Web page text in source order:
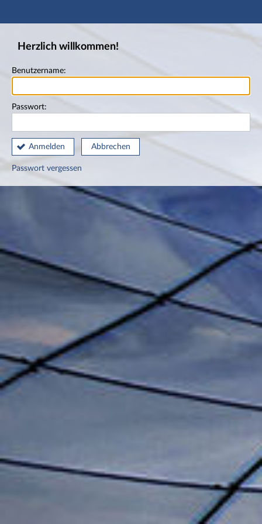
Hauptnavigation
Herzlich willkommen!
Benutzername:
Passwort:
Anmelden Abbrechen
Passwort vergessen